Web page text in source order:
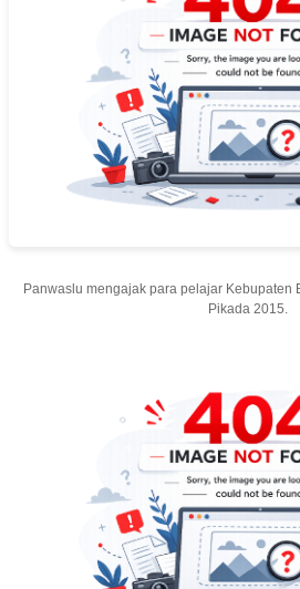
Panwaslu mengajak para pelajar Kebupaten
Pikada 2015.